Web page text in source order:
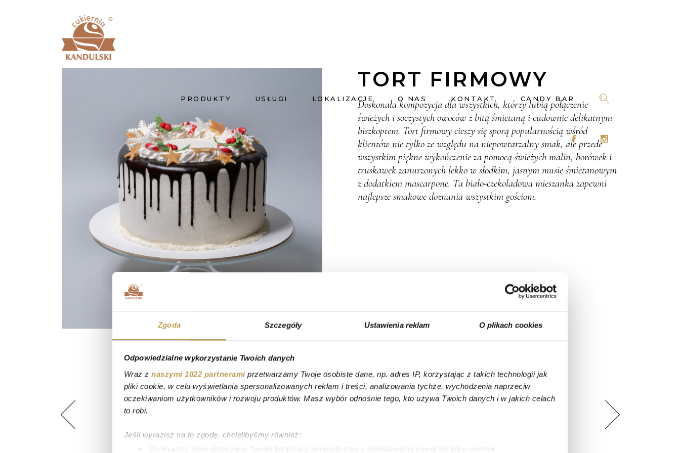
Zgoda Szczegóły Ustawienia reklam O plikach cookies
Odpowiedzialne wykorzystanie Twoich danych
Wraz z naszymi 1022 partneramiprzetwarzamy Twoje osobiste dane, np. adres IP, korzystając z takich technologii jak
pliki cookie, w celu wyświetlania spersonalizowanych reklam i treści, analizowania tychże, wychodzenia naprzeciw
oczekiwaniom użytkowników i rozwoju produktów. Masz wybór odnośnie tego, kto używa Twoich danych i w jakich celach
to robi.
Jeśli wyrazisz na to zgodę, chcielibyśmy również:
Gromadzić dane dotyczące Twojej lokalizacji geograficznej z dokładnością nawet do kilku metrów
PRODUKTY USŁUGI LOKALIZACJE O NAS KONTAKT CANDY BAR
TORT FIRMOWY
Doskonała kompozycja dla wszystkich, którzy lubią połączenie
świeżych i soczystych owoców z bitą śmietaną i cudownie delikatnym
biszkoptem. Tort firmowy cieszy się sporą popularnością wśród
klientów nie tylko ze względu na niepowtarzalny smak, ale przede
wszystkim piękne wykończenie za pomocą świeżych malin, borówek i
truskawek zanurzonych lekko w słodkim, jasnym musie śmietanowym
z dodatkiem mascarpone. Ta biało-czekoladowa mieszanka zapewni
najlepsze smakowe doznania wszystkim gościom.